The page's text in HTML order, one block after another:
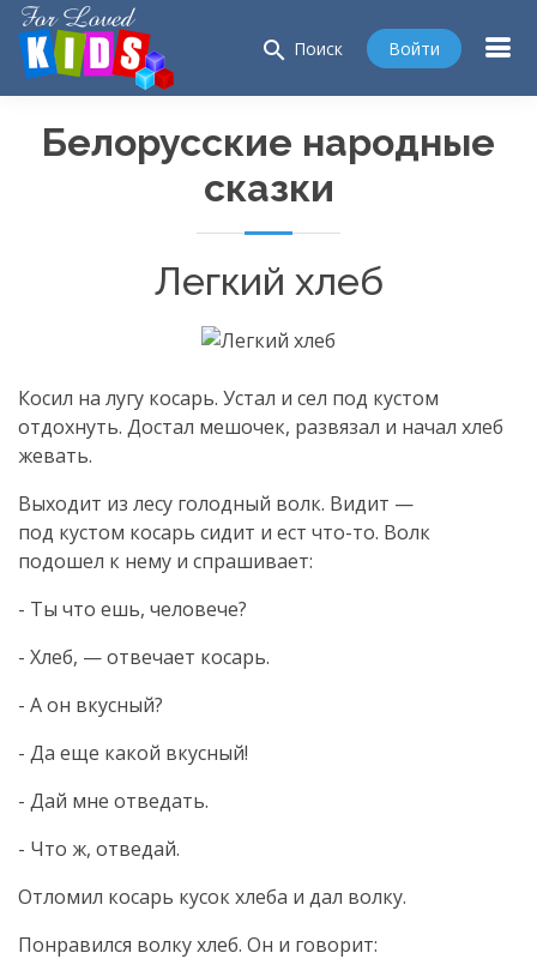
search Поиск Войти
Белорусские народные
сказки
Легкий хлеб
Косил на лугу косарь. Устал и сел под кустом
отдохнуть. Достал мешочек, развязал и начал хлеб
жевать.
Выходит из лесу голодный волк. Видит —
под кустом косарь сидит и ест что-то. Волк
подошел к нему и спрашивает:
- Ты что ешь, человече?
- Хлеб, — отвечает косарь.
- А он вкусный?
- Да еще какой вкусный!
- Дай мне отведать.
- Что ж, отведай.
Отломил косарь кусок хлеба и дал волку.
Понравился волку хлеб. Он и говорит: